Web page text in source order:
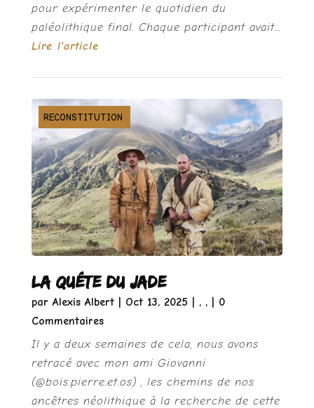
pour expérimenter le quotidien du
paléolithique final. Chaque participant avait...
Lire l'article
La quête du jade
par Alexis Albert| Oct 13, 2025
EXPÉRIMENTATION
,
PRÉHISTOIRE
,
RECONSTITUTION
| 0
Commentaires
Il y a deux semaines de cela, nous avons
retracé avec mon ami Giovanni
(@bois.pierre.et.os) , les chemins de nos
ancêtres néolithique à la recherche de cette